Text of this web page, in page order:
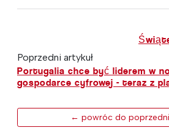
Poprzedni artykuł
Portugalia chce być liderem w
gospodarce cyfrowej - teraz z
← powróc do